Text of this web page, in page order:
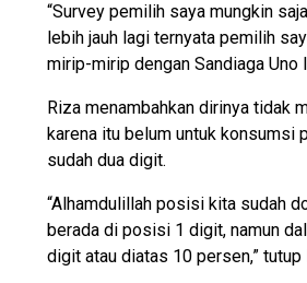
“Survey pemilih saya mungkin
lebih jauh lagi ternyata pemilih
mirip-mirip dengan Sandiaga Uno
Riza menambahkan dirinya tidak
karena itu belum untuk konsumsi
sudah dua digit.
“Alhamdulillah posisi kita sudah
berada di posisi 1 digit, namun
digit atau diatas 10 persen,”